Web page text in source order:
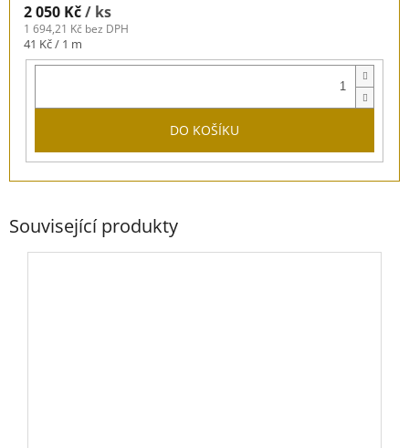
2 050 Kč/ ks
1 694,21 Kč bez DPH
Měrná
cena:
41 Kč / 1 m
DO KOŠÍKU
Související produkty